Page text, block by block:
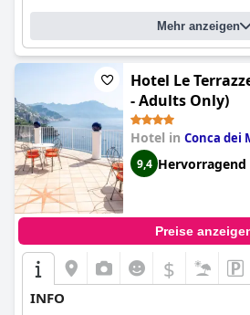
Mehr anzeigen
Hotel Le
- Adults Only)
Hotel in Conca dei
9,4 Hervorragend
Preise
$
INFO